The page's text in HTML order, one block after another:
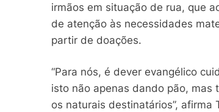
irmãos em situação de rua, que
de atenção às necessidades
partir de doações.
“Para nós, é dever evangélico
isto não apenas dando pão, mas
os naturais destinatários”,